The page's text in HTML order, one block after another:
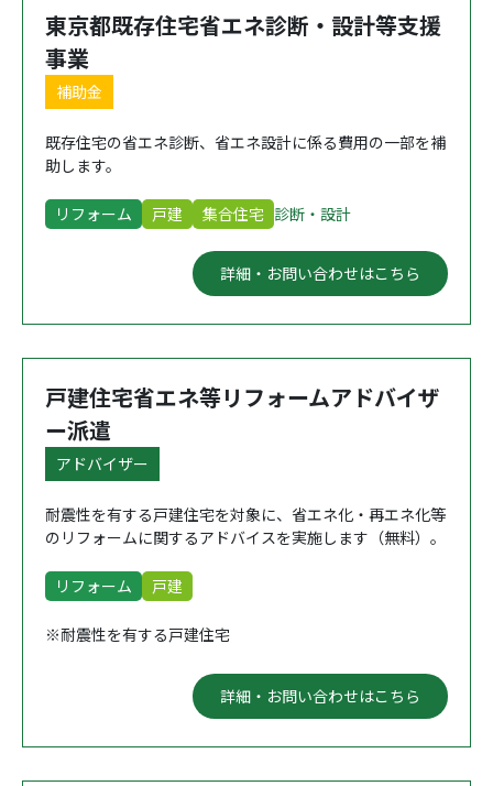
東京都既存住宅省エネ診断・設計等支援
事業
補助金
既存住宅の省エネ診断、省エネ設計に係る費用の一部を補
助します。
リフォーム 戸建 集合住宅 診断・設計
詳細・お問い合わせはこちら
戸建住宅省エネ等リフォームアドバイザ
ー派遣
アドバイザー
耐震性を有する戸建住宅を対象に、省エネ化・再エネ化等
のリフォームに関するアドバイスを実施します（無料）。
リフォーム 戸建
※耐震性を有する戸建住宅
詳細・お問い合わせはこちら